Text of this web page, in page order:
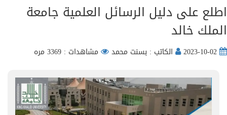
اطلع على دليل الرسائل العلمية جامعة
الملك خالد
الكاتب : بسنت محمد مشاهدات : 3369 مره